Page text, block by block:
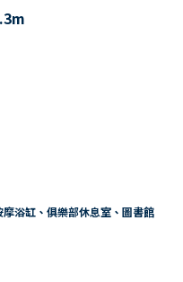
m
浴缸、俱樂部休息室、圖書館